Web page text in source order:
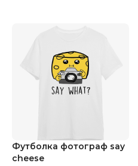
Футболка фотограф say
cheese